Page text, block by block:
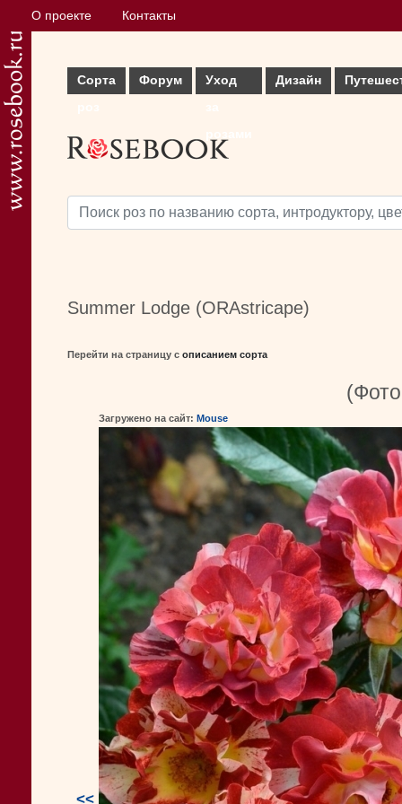
О проекте Контакты
Сорта
Форум
Уход
Дизайн
Summer Lodge (ORAstricape)
Перейти на страницу с описанием сорта
<<
Загружено на сайт: Mouse